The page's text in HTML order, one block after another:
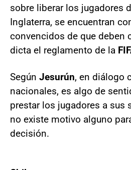
sobre liberar los jugadores
Inglaterra, se encuentran
convencidos de que deben
dicta el reglamento de la
Según Jesurún, en diálogo
nacionales, es algo de
prestar los jugadores a sus
no existe motivo alguno
decisión.